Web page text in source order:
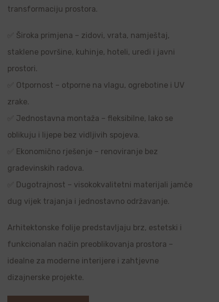
transformaciju prostora.
✅ Široka primjena – zidovi, vrata, namještaj,
staklene površine, kuhinje, hoteli, uredi i javni
prostori.
✅ Otpornost – otporne na vlagu, ogrebotine i UV
zrake.
✅ Jednostavna montaža – fleksibilne, lako se
oblikuju i lijepe bez vidljivih spojeva.
✅ Ekonomično rješenje – renoviranje bez
građevinskih radova.
✅ Dugotrajnost – visokokvalitetni materijali jamče
dug vijek trajanja i jednostavno održavanje.
Arhitektonske folije predstavljaju brz, estetski i
funkcionalan način preoblikovanja prostora –
idealne za moderne interijere i zahtjevne
dizajnerske projekte.